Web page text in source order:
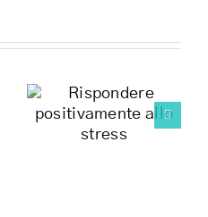
obiettivi
sono